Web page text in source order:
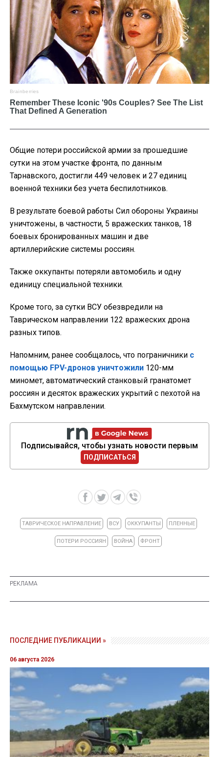
Общие потери российской армии за прошедшие
сутки на этом участке фронта, по данным
Тарнавского, достигли 449 человек и 27 единиц
военной техники без учета беспилотников.
В результате боевой работы Сил обороны Украины
уничтожены, в частности, 5 вражеских танков, 18
боевых бронированных машин и две
артиллерийские системы россиян.
Также оккупанты потеряли автомобиль и одну
единицу специальной техники.
Кроме того, за сутки ВСУ обезвредили на
Таврическом направлении 122 вражеских дрона
разных типов.
Напомним, ранее сообщалось, что пограничники с
помощью FPV-дронов уничтожили 120-мм
миномет, автоматический станковый гранатомет
россиян и десяток вражеских укрытий с пехотой на
Бахмутском направлении.
Подписывайся, чтобы узнать новости первым
ПОДПИСАТЬСЯ
ТАВРИЧЕСКОЕ НАПРАВЛЕНИЕ ВСУ ОККУПАНТЫ ПЛЕННЫЕ
ПОТЕРИ РОССИЯН ВОЙНА ФРОНТ
ПОСЛЕДНИЕ ПУБЛИКАЦИИ »
06 августа 2026